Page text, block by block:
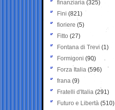
finanziaria (325)
Fini (821)
fioriere (5)
Fitto (27)
Fontana di Trevi (1)
Formigoni (90)
Forza Italia (596)
frana (9)
Fratelli d'Italia (291)
Futuro e Libertà (510)